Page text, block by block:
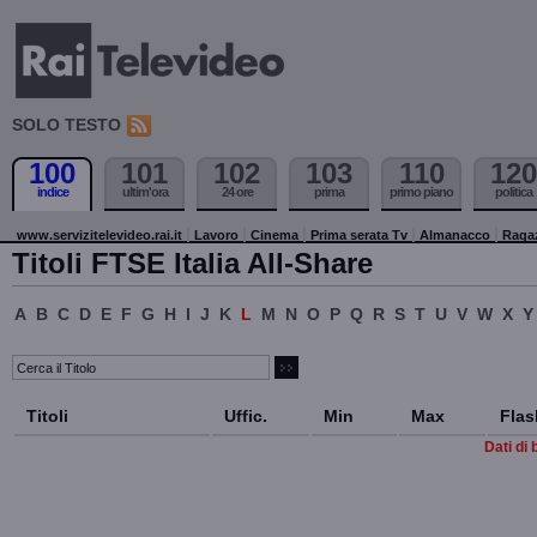
SOLO TESTO
100
indice
101
ultim'ora
102
24 ore
103
prima
110
primo piano
120
politica
www.servizitelevideo.rai.it Lavoro Cinema Prima serata Tv Almanacco
Titoli FTSE Italia All-Share
A B C D E F G H I J K L M N O P Q R S T U V W X Y
Titoli Uffic. Min Max
Dati di